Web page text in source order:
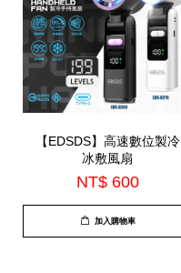
【EDSDS】高速數位製冷
冰敷風扇
NT$ 600
加入購物車